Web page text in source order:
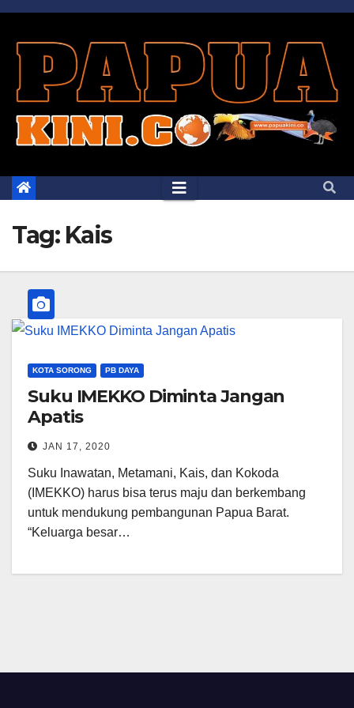
Skip
content
Tag: Kais
KOTA SORONG PB DAYA
Suku IMEKKO Diminta Jangan
Apatis
JAN 17, 2020
Suku Inawatan, Metamani, Kais, dan Kokoda
(IMEKKO) harus bisa terus maju dan berkembang
untuk mendukung pembangunan Papua Barat.
“Keluarga besar…